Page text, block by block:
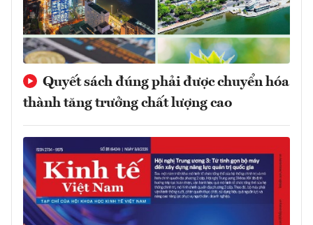
Quyết sách đúng phải được chuyển hóa
thành tăng trưởng chất lượng cao